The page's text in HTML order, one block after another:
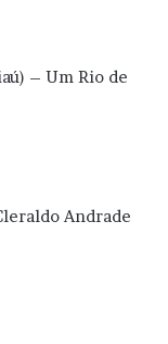
– Um Rio de
Andrade